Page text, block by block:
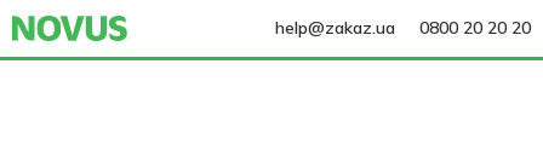
help@zakaz.ua 0800 20 20 20